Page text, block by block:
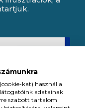
kat) használ a
adatainak
szabott tartalom